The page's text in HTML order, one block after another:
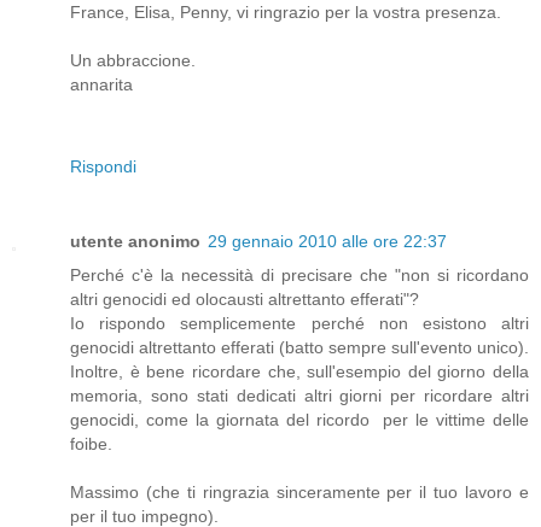
France, Elisa, Penny, vi ringrazio per la vostra presenza.
Un abbraccione.
annarita
Rispondi
utente anonimo 29 gennaio 2010 alle ore 22:37
Perché c'è la necessità di precisare che "non si ricordano
altri genocidi ed olocausti altrettanto efferati"?
Io rispondo semplicemente perché non esistono altri
genocidi altrettanto efferati (batto sempre sull'evento unico).
Inoltre, è bene ricordare che, sull'esempio del giorno della
memoria, sono stati dedicati altri giorni per ricordare altri
genocidi, come la giornata del ricordo per le vittime delle
foibe.
Massimo (che ti ringrazia sinceramente per il tuo lavoro e
per il tuo impegno).